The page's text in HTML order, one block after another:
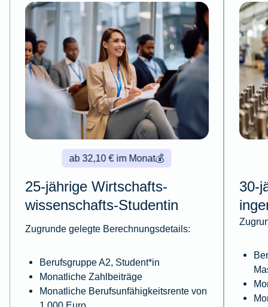
💰
ab 32,10 € im Monat
25-jährige Wirtschafts­
wissenschafts-Studentin
Zugrunde gelegte Berechnungsdetails:
Berufsgruppe A2, Student*in
Monatliche Zahlbeiträge
Monatliche Berufsunfähigkeitsrente von
30-